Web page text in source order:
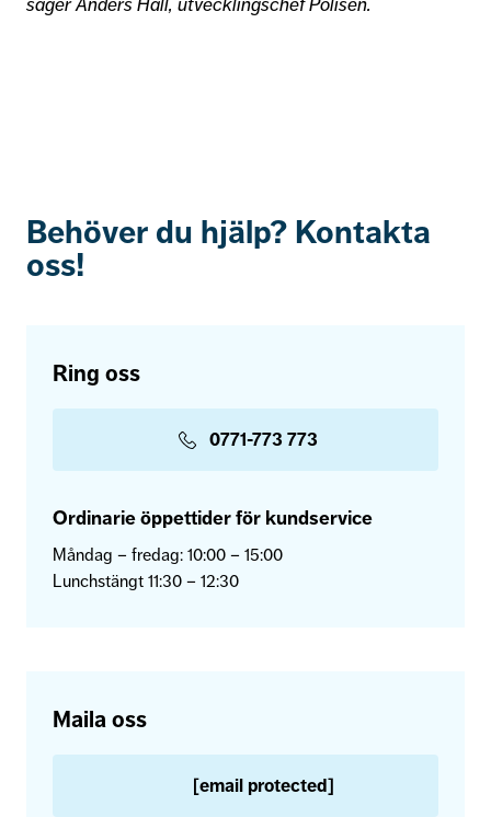
Behöver du hjälp? Kontakta
oss!
Ring oss
0771-773 773
Ordinarie öppettider för kundservice
Måndag – fredag: 10:00 – 15:00
Lunchstängt 11:30 – 12:30
Maila oss
[email protected]